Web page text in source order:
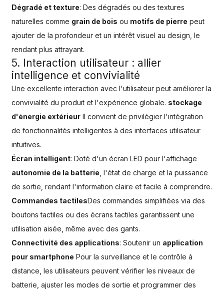
Dégradé et texture: Des dégradés ou des textures
naturelles comme grain de bois ou motifs de pierre peut
ajouter de la profondeur et un intérêt visuel au design, le
rendant plus attrayant.
5. Interaction utilisateur : allier
intelligence et convivialité
Une excellente interaction avec l'utilisateur peut améliorer la
convivialité du produit et l'expérience globale. stockage
d'énergie extérieurIl convient de privilégier l'intégration
de fonctionnalités intelligentes à des interfaces utilisateur
intuitives.
Écran intelligent: Doté d'un écran LED pour l'affichage
autonomie de la batterie , l'état de charge et la puissance
de sortie, rendant l'information claire et facile à comprendre.
Commandes tactilesDes commandes simplifiées via des
boutons tactiles ou des écrans tactiles garantissent une
utilisation aisée, même avec des gants.
Connectivité des applications: Soutenir un application
pour smartphone Pour la surveillance et le contrôle à
distance, les utilisateurs peuvent vérifier les niveaux de
batterie, ajuster les modes de sortie et programmer des